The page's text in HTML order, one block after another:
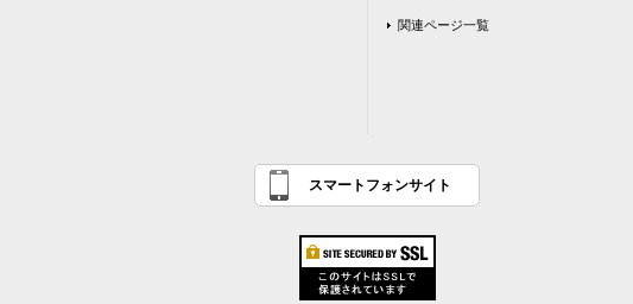
関連ページ一覧
スマートフォンサイト